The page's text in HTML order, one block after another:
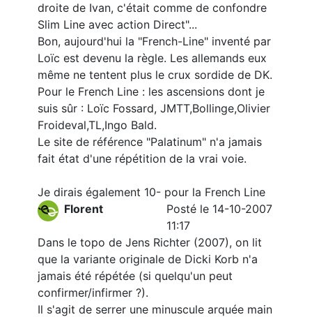
droite de Ivan, c'était comme de confondre
Slim Line avec action Direct"...
Bon, aujourd'hui la "French-Line" inventé par
Loïc est devenu la règle. Les allemands eux
même ne tentent plus le crux sordide de DK.
Pour le French Line : les ascensions dont je
suis sûr : Loïc Fossard, JMTT,Bollinge,Olivier
Froideval,TL,Ingo Bald.
Le site de référence "Palatinum" n'a jamais
fait état d'une répétition de la vrai voie.
Je dirais également 10- pour la French Line
Florent
Posté le 14-10-2007
11:17
Dans le topo de Jens Richter (2007), on lit
que la variante originale de Dicki Korb n'a
jamais été répétée (si quelqu'un peut
confirmer/infirmer ?).
Il s'agit de serrer une minuscule arquée main